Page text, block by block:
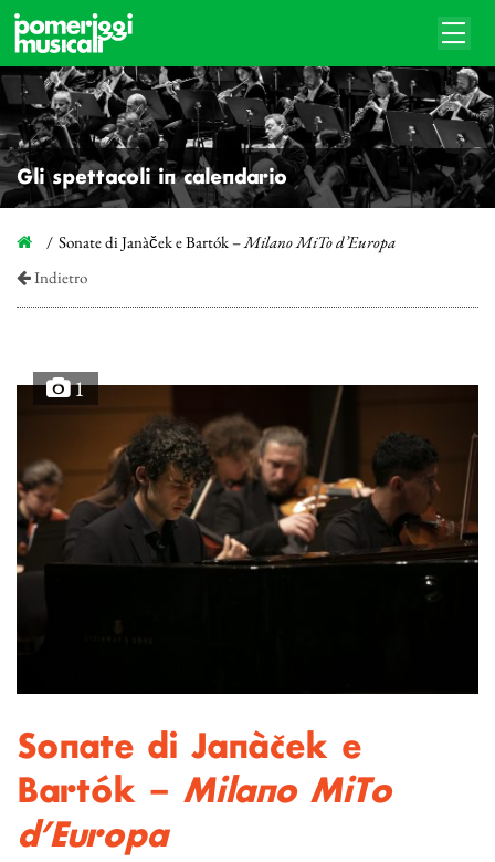
Gli spettacoli in calendario
Sonate di Janàček e Bartók –Milano MiTo d’Europa
Indietro
1
Sonate di Janàček e
Bartók – Milano MiTo
d’Europa